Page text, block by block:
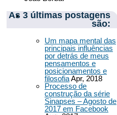
As 3 últimas postagens
são:
Um mapa mental das
principais influências
por detrás de meus
pensamentos e
posicionamentos e
filosofiaApr, 2018
Processo de
construção da série
Sinapses – Agosto de
2017 em Facebook